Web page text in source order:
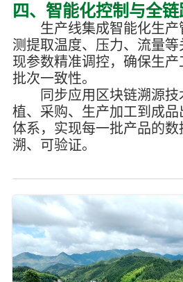
四、智能化控制与全
生产线集成智能化生产
测提取温度、压力、流量
现参数精准调控，确保生
批次一致性。
同步应用区块链溯源技
植、采购、生产加工到成
体系，实现每一批产品的数
溯、可验证。